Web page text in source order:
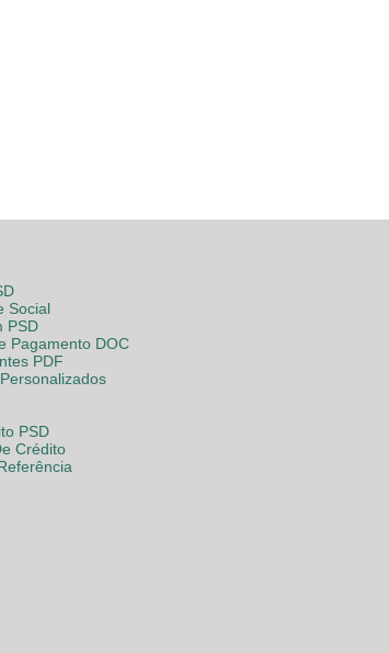
Social
PSD
Pagamento DOC
PDF
PSD
Crédito